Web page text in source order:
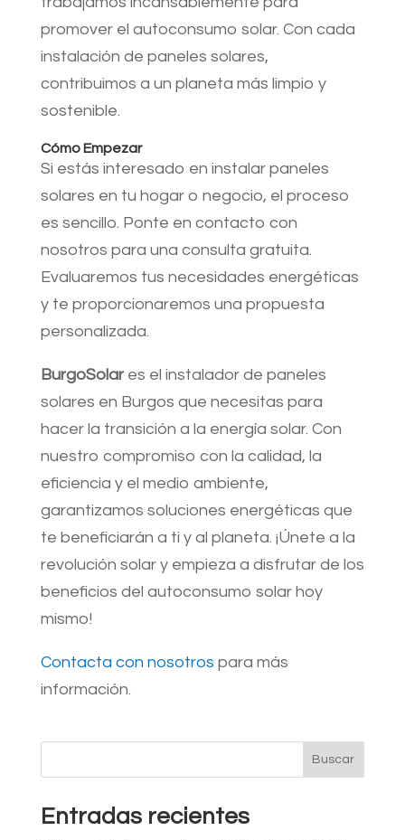
promover el autoconsumo solar. Con cada
instalación de paneles solares,
contribuimos a un planeta más limpio y
sostenible.
Cómo Empezar
Si estás interesado en instalar paneles
solares en tu hogar o negocio, el proceso
es sencillo. Ponte en contacto con
nosotros para una consulta gratuita.
Evaluaremos tus necesidades energéticas
y te proporcionaremos una propuesta
personalizada.
BurgoSolares el instalador de paneles
solares en Burgos que necesitas para
hacer la transición a la energía solar. Con
nuestro compromiso con la calidad, la
eficiencia y el medio ambiente,
garantizamos soluciones energéticas que
te beneficiarán a ti y al planeta. ¡Únete a la
revolución solar y empieza a disfrutar de los
beneficios del autoconsumo solar hoy
mismo!
Contacta con nosotros para más
información.
Buscar
Entradas recientes